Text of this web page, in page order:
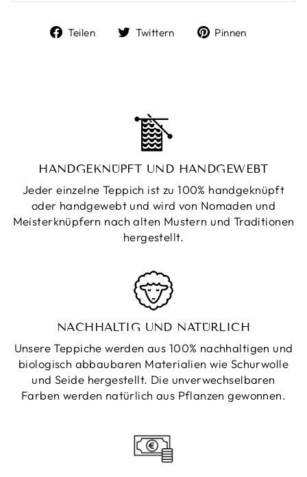
Teilen
Auf
Twittern
Auf
Pinnen
HANDGEKNÜPFT UND HANDGEWEBT
Jeder einzelne Teppich ist zu 100% handgeknüpft
oder handgewebt und wird von Nomaden und
Meisterknüpfern nach alten Mustern und Traditionen
hergestellt.
NACHHALTIG UND NATÜRLICH
Unsere Teppiche werden aus 100% nachhaltigen und
biologisch abbaubaren Materialien wie Schurwolle
und Seide hergestellt. Die unverwechselbaren
Farben werden natürlich aus Pflanzen gewonnen.